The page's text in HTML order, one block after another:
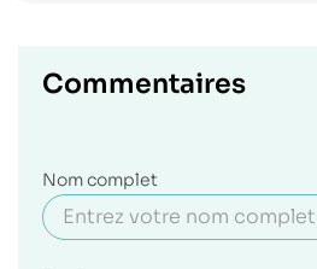
Commentaires
Nom complet